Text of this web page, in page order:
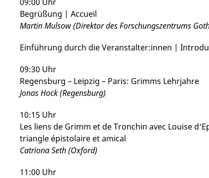
Begrüßung | Accueil
Martin Mulsow (Direktor des Forschungszentrums
Einführung durch die Veranstalter:innen |
09:30 Uhr
Regensburg – Leipzig – Paris: Grimms Lehrjahre
Jonas Hock (Regensburg)
10:15 Uhr
Les liens de Grimm et de Tronchin avec Louise
triangle épistolaire et amical
Catriona Seth (Oxford)
11:00 Uhr